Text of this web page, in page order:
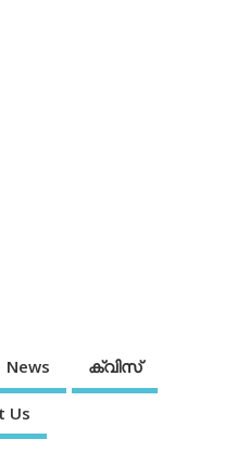
News ക്വിസ്
Us